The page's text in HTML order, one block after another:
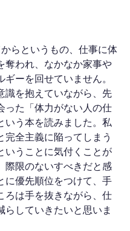
らというもの、仕事に体
奪われ、なかなか家事や
ギーを回せていません。
識を抱えていながら、先
った「体力がない人の仕
いう本を読みました。私
完全主義に陥ってしまう
いうことに気付くことが
際限のないすべきだと感
に優先順位をつけて、手
ろは手を抜きながら、仕
らしていきたいと思いま